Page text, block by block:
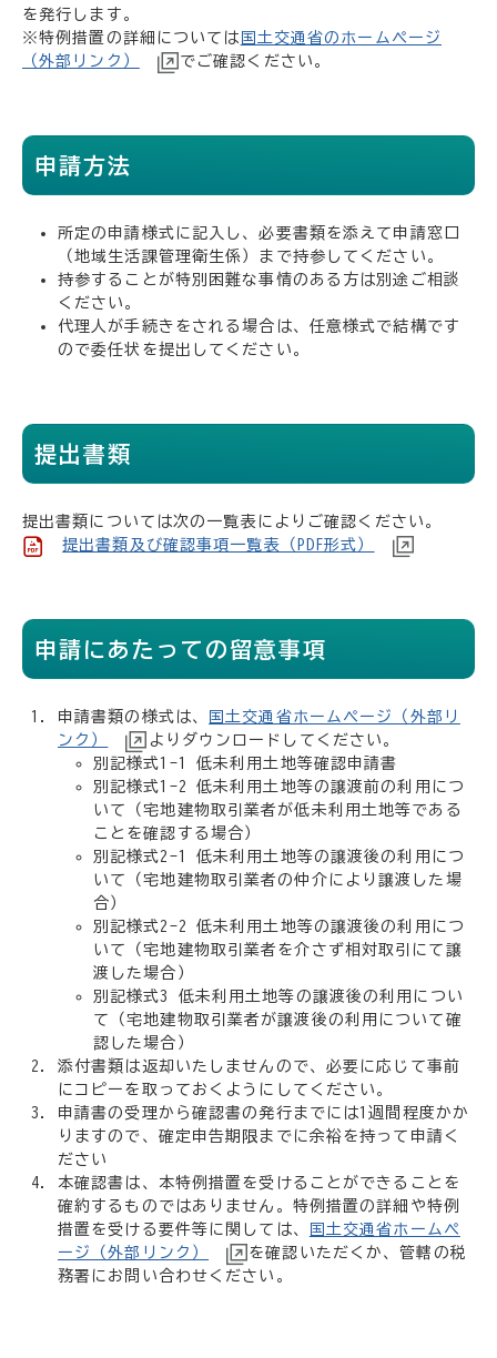
を発行します。
※特例措置の詳細については 国土交通省のホームページ
（外部リンク）
でご確認ください。
申請方法
所定の申請様式に記入し、必要書類を添えて申請窓口
（地域生活課管理衛生係）まで持参してください。
持参することが特別困難な事情のある方は別途ご相談
ください。
代理人が手続きをされる場合は、任意様式で結構です
ので委任状を提出してください。
提出書類
提出書類については次の一覧表によりご確認ください。
提出書類及び確認事項一覧表（PDF形式）
申請にあたっての留意事項
申請書類の様式は、
国土交通省ホームページ（外部リ
ンク）
よりダウンロードしてください。
別記様式1-1 低未利用土地等確認申請書
別記様式1-2 低未利用土地等の譲渡前の利用につ
いて（宅地建物取引業者が低未利用土地等である
ことを確認する場合）
別記様式2-1 低未利用土地等の譲渡後の利用につ
いて（宅地建物取引業者の仲介により譲渡した場
合）
別記様式2-2 低未利用土地等の譲渡後の利用につ
いて（宅地建物取引業者を介さず相対取引にて譲
渡した場合）
別記様式3 低未利用土地等の譲渡後の利用につい
て（宅地建物取引業者が譲渡後の利用について確
認した場合）
添付書類は返却いたしませんので、必要に応じて事前
にコピーを取っておくようにしてください。
申請書の受理から確認書の発行までには1週間程度かか
りますので、確定申告期限までに余裕を持って申請く
ださい
本確認書は、本特例措置を受けることができることを
確約するものではありません。特例措置の詳細や特例
措置を受ける要件等に関しては、
国土交通省ホームペ
ージ（外部リンク）
を確認いただくか、管轄の税
務署にお問い合わせください。